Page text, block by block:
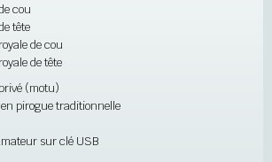
cou
tête
de cou
de tête
(motu)
pirogue traditionnelle
sur clé USB